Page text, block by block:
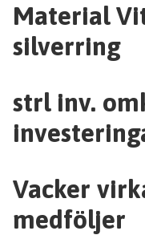
Material
silverring
strl inv.
Vacker
medföljer